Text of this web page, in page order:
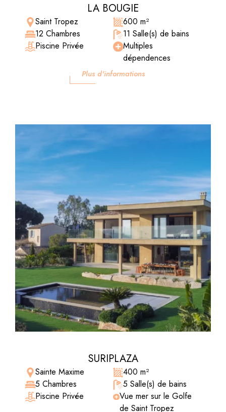
LA BOUGIE
Saint Tropez
600 m²
12 Chambres
11 Salle(s) de bains
Piscine Privée
Multiples
dépendences
Plus d'informations
SURIPLAZA
Sainte Maxime
400 m²
5 Chambres
5 Salle(s) de bains
Piscine Privée
Vue mer sur le Golfe
de Saint Tropez